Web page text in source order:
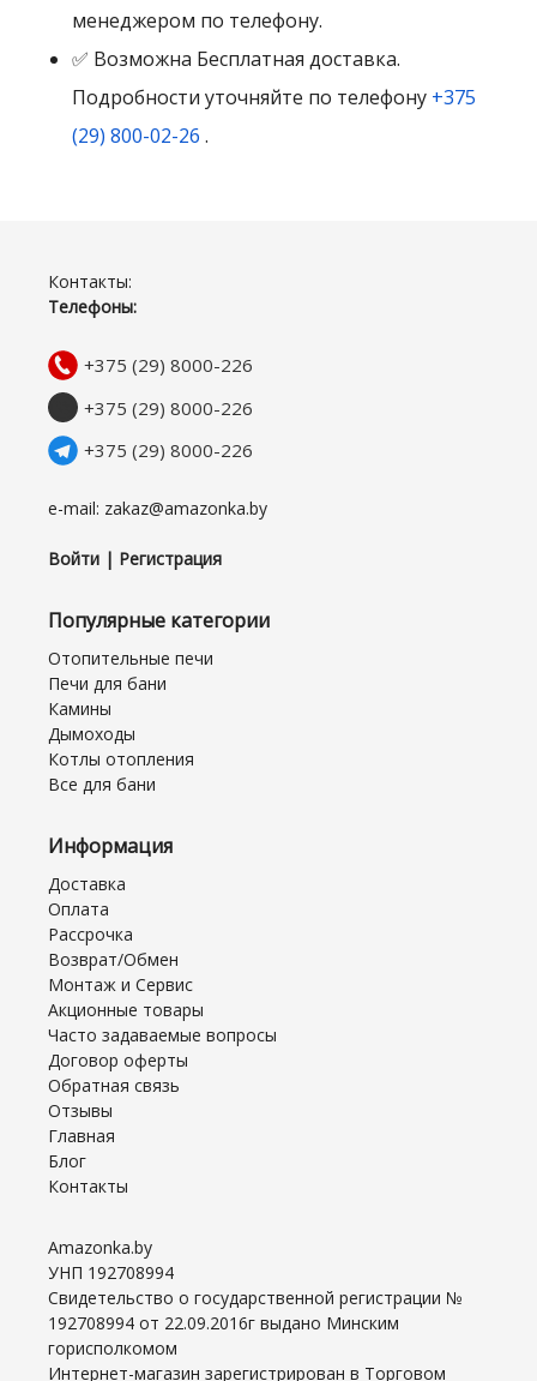
менеджером по телефону.
✅ Возможна Бесплатная доставка.
Подробности уточняйте по телефону +375
(29) 800-02-26 .
Контакты:
Телефоны:
+375 (29) 8000-226
+375 (29) 8000-226
+375 (29) 8000-226
e-mail: zakaz@amazonka.by
Войти | Регистрация
Популярные категории
Отопительные печи
Печи для бани
Камины
Дымоходы
Котлы отопления
Все для бани
Информация
Доставка
Оплата
Рассрочка
Возврат/Обмен
Монтаж и Сервис
Акционные товары
Часто задаваемые вопросы
Договор оферты
Обратная связь
Отзывы
Главная
Блог
Контакты
Amazonka.by
УНП 192708994
Свидетельство о государственной регистрации №
192708994 от 22.09.2016г выдано Минским
горисполкомом
Интернет-магазин зарегистрирован в Торговом